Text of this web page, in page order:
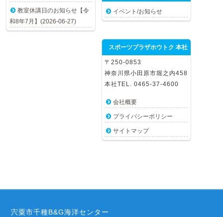
教室休講日のお知らせ【令
和8年7月】(2026-06-27)
イベント/お知らせ
スポーツプラザホウトク 本社
〒250-0853
神奈川県小田原市堀之内458
本社TEL. 0465-37-4600
会社概要
プライバシーポリシー
サイトマップ
宍粟市千種B&G海洋センター